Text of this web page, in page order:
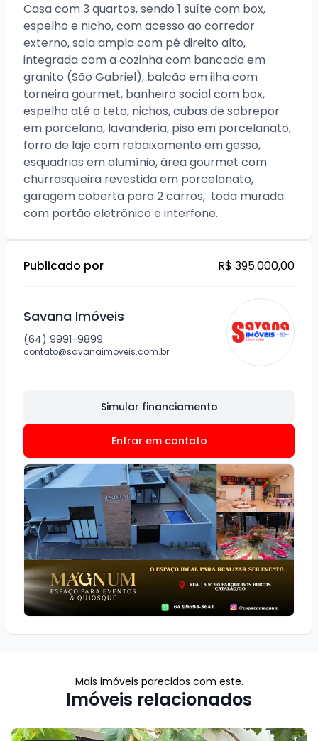
Casa com 3 quartos, sendo 1 suíte com box,
espelho e nicho, com acesso ao corredor
externo, sala ampla com pé direito alto,
integrada com a cozinha com bancada em
granito (São Gabriel), balcão em ilha com
torneira gourmet, banheiro social com box,
espelho até o teto, nichos, cubas de sobrepor
em porcelana, lavanderia, piso em porcelanato,
forro de laje com rebaixamento em gesso,
esquadrias em alumínio, área gourmet com
churrasqueira revestida em porcelanato,
garagem coberta para 2 carros,  toda murada
com portão eletrônico e interfone.
Publicado por R$ 395.000,00
Savana Imóveis
(64) 9991-9899
contato@savanaimoveis.com.br
Simular financiamento
Entrar em contato
Mais imóveis parecidos com este.
Imóveis relacionados